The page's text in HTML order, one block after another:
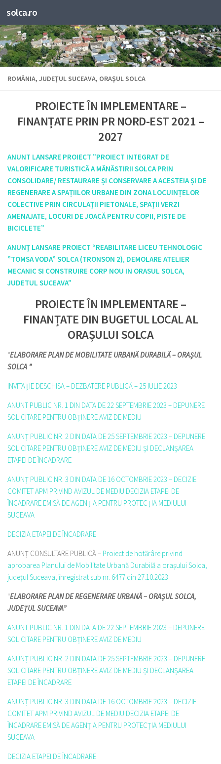
solca.ro
ROMÂNIA, JUDEŢUL SUCEAVA, ORAŞUL SOLCA
PROIECTE ÎN IMPLEMENTARE –
FINANȚATE PRIN PR NORD-EST 2021 –
2027
ANUNT LANSARE PROIECT ”PROIECT INTEGRAT DE
VALORIFICARE TURISTICĂ A MĂNĂSTIRII SOLCA PRIN
CONSOLIDARE/ RESTAURARE ȘI CONSERVARE A ACESTEIA ȘI DE
REGENERARE A SPAȚIILOR URBANE DIN ZONA LOCUINȚELOR
COLECTIVE PRIN CIRCULAȚII PIETONALE, SPAȚII VERZI
AMENAJATE, LOCURI DE JOACĂ PENTRU COPII, PISTE DE
BICICLETE”
ANUNȚ LANSARE PROIECT “REABILITARE LICEU TEHNOLOGIC
”TOMSA VODA” SOLCA (TRONSON 2), DEMOLARE ATELIER
MECANIC SI CONSTRUIRE CORP NOU IN ORASUL SOLCA,
JUDETUL SUCEAVA”
PROIECTE ÎN IMPLEMENTARE –
FINANȚATE DIN BUGETUL LOCAL AL
ORAȘULUI SOLCA
”ELABORARE PLAN DE MOBILITATE URBANĂ DURABILĂ – ORAȘUL
SOLCA ”
INVITAȚIE DESCHISA – DEZBATERE PUBLICĂ – 25 IULIE 2023
ANUNT PUBLIC NR. 1 DIN DATA DE 22 SEPTEMBRIE 2023 – DEPUNERE
SOLICITARE PENTRU OBȚINERE AVIZ DE MEDIU
ANUNȚ PUBLIC NR. 2 DIN DATA DE 25 SEPTEMBRIE 2023 – DEPUNERE
SOLICITARE PENTRU OBȚINERE AVIZ DE MEDIU ȘI DECLANȘAREA
ETAPEI DE ÎNCADRARE
ANUNȚ PUBLIC NR. 3 DIN DATA DE 16 OCTOMBRIE 2023 – DECIZIE
COMITET APM PRIVIND AVIZUL DE MEDIU DECIZIA ETAPEI DE
ÎNCADRARE EMISĂ DE AGENȚIA PENTRU PROTECȚIA MEDIULUI
SUCEAVA
DECIZIA ETAPEI DE ÎNCADRARE
ANUNȚ CONSULTARE PUBLICĂ – Proiect de hotărâre privind
aprobarea Planului de Mobilitate Urbană Durabilă a orașului Solca,
județul Suceava, înregistrat sub nr. 6477 din 27.10.2023
”ELABORARE PLAN DE REGENERARE URBANĂ – ORAȘUL SOLCA,
JUDEȚUL SUCEAVA”
ANUNT PUBLIC NR. 1 DIN DATA DE 22 SEPTEMBRIE 2023 – DEPUNERE
SOLICITARE PENTRU OBȚINERE AVIZ DE MEDIU
ANUNȚ PUBLIC NR. 2 DIN DATA DE 25 SEPTEMBRIE 2023 – DEPUNERE
SOLICITARE PENTRU OBȚINERE AVIZ DE MEDIU ȘI DECLANȘAREA
ETAPEI DE ÎNCADRARE
ANUNȚ PUBLIC NR. 3 DIN DATA DE 16 OCTOMBRIE 2023 – DECIZIE
COMITET APM PRIVIND AVIZUL DE MEDIU DECIZIA ETAPEI DE
ÎNCADRARE EMISĂ DE AGENȚIA PENTRU PROTECȚIA MEDIULUI
SUCEAVA
DECIZIA ETAPEI DE ÎNCADRARE